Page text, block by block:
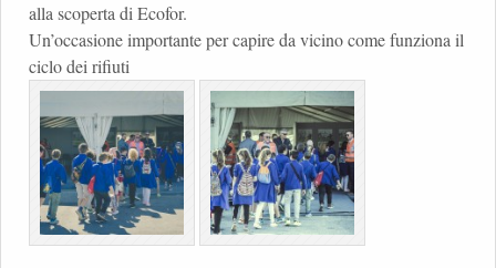
alla scoperta di Ecofor.
Un’occasione importante per capire da vicino come funziona il
ciclo dei rifiuti